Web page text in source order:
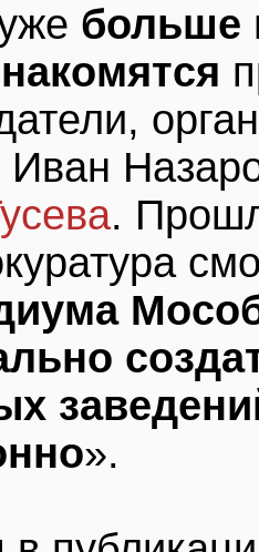
больше
Иван
.
».